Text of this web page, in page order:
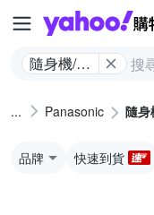
隨身機/類
Panasonic 隨身
品牌 快速到貨